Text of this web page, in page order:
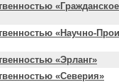
«Научно-
«Эрланг»
«Северия»